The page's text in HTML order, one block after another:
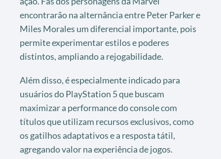
encontrarão na alternância entre Peter Parker e
Miles Morales um diferencial importante, pois
permite experimentar estilos e poderes
distintos, ampliando a rejogabilidade.
Além disso, é especialmente indicado para
usuários do PlayStation 5 que buscam
maximizar a performance do console com
títulos que utilizam recursos exclusivos, como
os gatilhos adaptativos e a resposta tátil,
agregando valor na experiência de jogos.